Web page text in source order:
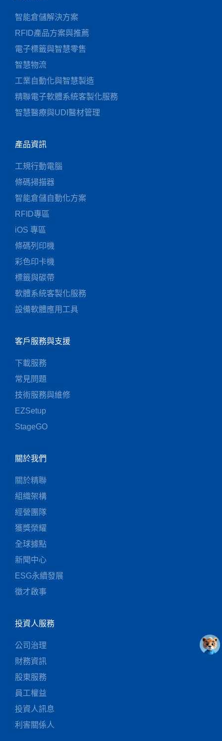
智能倉儲解決方案
RFID產品方案與推薦
電子標籤與智慧零售
智慧物流
工業自動化與智慧製造
精聯電子軟體系統客製化服務
智慧醫療與UDI醫材管理
產品資訊
工規行動電腦
條碼掃描器
智能倉儲自動化方案
RFID專區
iOS 專區
條碼列印機
彩色印卡機
標籤與碳帶
軟體系統客製化服務
設備軟體應用工具
客戶服務與支援
下載服務
常見問題
技術服務與維修
EZSetup
StageGO
關於我們
關於精聯
組織架構
經營團隊
獲獎榮耀
全球據點
新聞中心
ESG永續發展
徵才啟事
投資人服務
公司治理
財務資訊
股東服務
員工權益
投資人訊息
利害關係人